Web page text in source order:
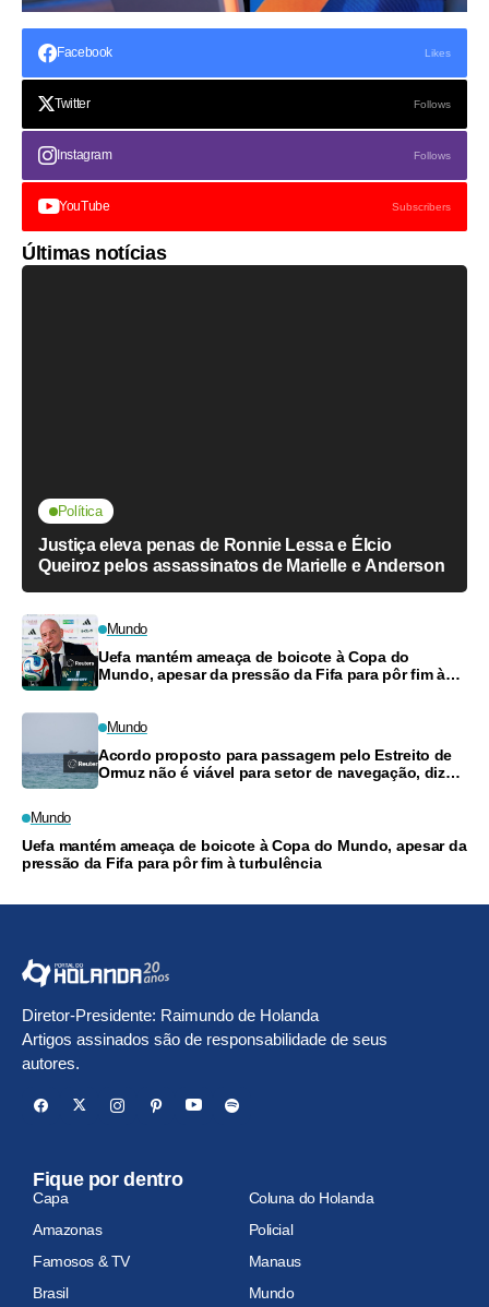
Facebook Likes
Twitter Follows
Instagram Follows
YouTube Subscribers
Últimas notícias
Política
Justiça eleva penas de Ronnie Lessa e Élcio
Queiroz pelos assassinatos de Marielle e Anderson
Mundo
Uefa mantém ameaça de boicote à Copa do
Mundo, apesar da pressão da Fifa para pôr fim à
Mundo
Acordo proposto para passagem pelo Estreito de
Ormuz não é viável para setor de navegação, dizem
Mundo
Uefa mantém ameaça de boicote à Copa do Mundo, apesar da
pressão da Fifa para pôr fim à turbulência
Diretor-Presidente: Raimundo de Holanda
Artigos assinados são de responsabilidade de seus
autores.
Fique por dentro
Capa
Coluna do Holanda
Amazonas
Policial
Famosos & TV
Manaus
Brasil
Mundo